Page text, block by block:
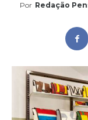
Por Redação